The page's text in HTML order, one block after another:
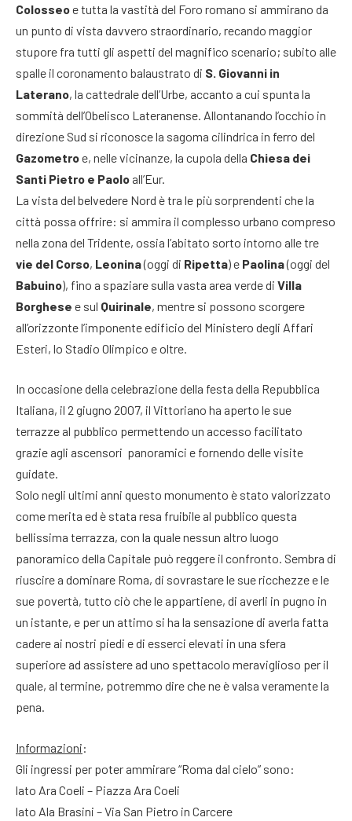
Colosseoe tutta la vastità del Foro romano si ammirano da
un punto di vista davvero straordinario, recando maggior
stupore fra tutti gli aspetti del magnifico scenario; subito alle
spalle il coronamento balaustrato di S. Giovanni in
Laterano, la cattedrale dell’Urbe, accanto a cui spunta la
sommità dell’Obelisco Lateranense. Allontanando l’occhio in
direzione Sud si riconosce la sagoma cilindrica in ferro del
Gazometroe, nelle vicinanze, la cupola della Chiesa dei
Santi Pietro e Paolo all’Eur.
La vista del belvedere Nord è tra le più sorprendenti che la
città possa offrire: si ammira il complesso urbano compreso
nella zona del Tridente, ossia l’abitato sorto intorno alle tre
vie del Corso, Leonina(oggi di Ripetta) e Paolina(oggi del
Babuino), fino a spaziare sulla vasta area verde di Villa
Borghese e sul Quirinale, mentre si possono scorgere
all’orizzonte l’imponente edificio del Ministero degli Affari
Esteri, lo Stadio Olimpico e oltre.
In occasione della celebrazione della festa della Repubblica
Italiana, il 2 giugno 2007, il Vittoriano ha aperto le sue
terrazze al pubblico permettendo un accesso facilitato
grazie agli ascensori panoramici e fornendo delle visite
guidate.
Solo negli ultimi anni questo monumento è stato valorizzato
come merita ed è stata resa fruibile al pubblico questa
bellissima terrazza, con la quale nessun altro luogo
panoramico della Capitale può reggere il confronto. Sembra di
riuscire a dominare Roma, di sovrastare le sue ricchezze e le
sue povertà, tutto ciò che le appartiene, di averli in pugno in
un istante, e per un attimo si ha la sensazione di averla fatta
cadere ai nostri piedi e di esserci elevati in una sfera
superiore ad assistere ad uno spettacolo meraviglioso per il
quale, al termine, potremmo dire che ne è valsa veramente la
pena.
Informazioni:
Gli ingressi per poter ammirare “Roma dal cielo” sono:
lato Ara Coeli – Piazza Ara Coeli
lato Ala Brasini – Via San Pietro in Carcere